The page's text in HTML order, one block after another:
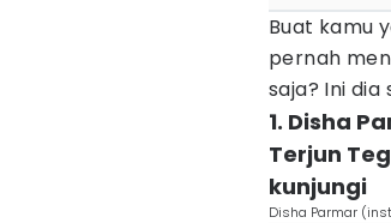
Buat kamu
pernah
saja? Ini
1. Disha
Terjun
kunjungi
Disha Parmar